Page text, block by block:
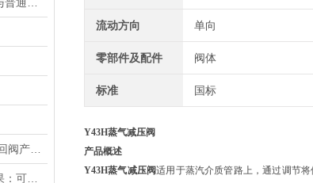
流动方向 单向
零部件及配件 阀体
标准 国标
Y43H蒸气减压阀
产品概述
Y43H蒸气减压阀适用于蒸汽介质管路上，通过调节